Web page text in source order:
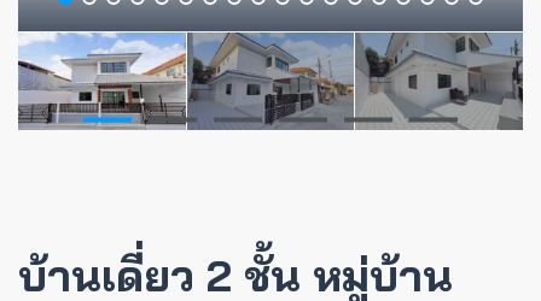
บ้านเดี่ยว 2 ชั้น หมู่บ้าน